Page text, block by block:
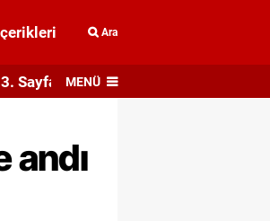
Ara
3. Sayfa MENÜ